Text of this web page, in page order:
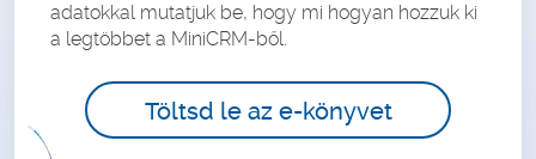
adatokkal mutatjuk be, hogy mi hogyan hozzuk ki
a legtöbbet a MiniCRM-ből.
Töltsd le az e-könyvet